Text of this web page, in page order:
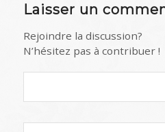
Laisser un
Rejoindre la discussion?
N’hésitez pas à contribuer !